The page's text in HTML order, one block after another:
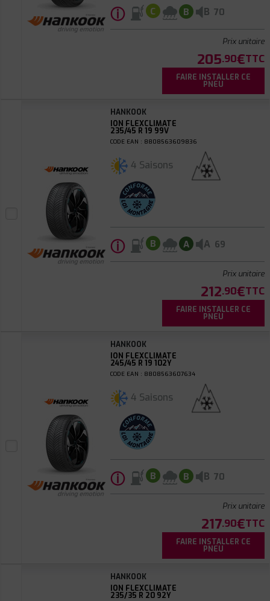
ⓘ C B B 70
Prix unitaire
205.90€TTC
FAIRE INSTALLER CE
PNEU
HANKOOK
ION FLEXCLIMATE
235/45 R 19 99V
CODE EAN : 8808563609836
4 Saisons
ⓘ B A A 69
Prix unitaire
212.90€TTC
FAIRE INSTALLER CE
PNEU
HANKOOK
ION FLEXCLIMATE
245/45 R 19 102Y
CODE EAN : 8808563607634
4 Saisons
ⓘ B B B 70
Prix unitaire
217.90€TTC
FAIRE INSTALLER CE
PNEU
HANKOOK
ION FLEXCLIMATE
235/35 R 20 92Y